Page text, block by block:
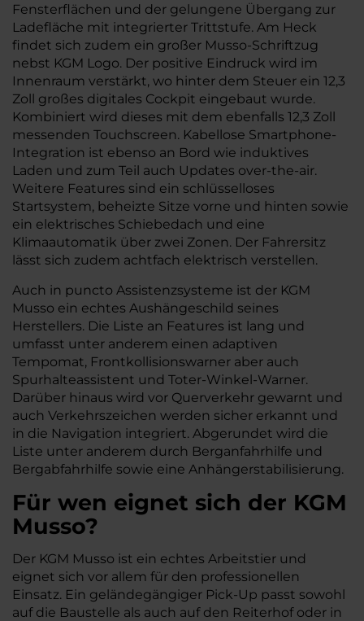
Fensterflächen und der gelungene Übergang zur
Ladefläche mit integrierter Trittstufe. Am Heck
findet sich zudem ein großer Musso-Schriftzug
nebst KGM Logo. Der positive Eindruck wird im
Innenraum verstärkt, wo hinter dem Steuer ein 12,3
Zoll großes digitales Cockpit eingebaut wurde.
Kombiniert wird dieses mit dem ebenfalls 12,3 Zoll
messenden Touchscreen. Kabellose Smartphone-
Integration ist ebenso an Bord wie induktives
Laden und zum Teil auch Updates over-the-air.
Weitere Features sind ein schlüsselloses
Startsystem, beheizte Sitze vorne und hinten sowie
ein elektrisches Schiebedach und eine
Klimaautomatik über zwei Zonen. Der Fahrersitz
lässt sich zudem achtfach elektrisch verstellen.
Auch in puncto Assistenzsysteme ist der KGM
Musso ein echtes Aushängeschild seines
Herstellers. Die Liste an Features ist lang und
umfasst unter anderem einen adaptiven
Tempomat, Frontkollisionswarner aber auch
Spurhalteassistent und Toter-Winkel-Warner.
Darüber hinaus wird vor Querverkehr gewarnt und
auch Verkehrszeichen werden sicher erkannt und
in die Navigation integriert. Abgerundet wird die
Liste unter anderem durch Berganfahrhilfe und
Bergabfahrhilfe sowie eine Anhängerstabilisierung.
Für wen eignet sich der KGM
Musso?
Der KGM Musso ist ein echtes Arbeitstier und
eignet sich vor allem für den professionellen
Einsatz. Ein geländegängiger Pick-Up passt sowohl
auf die Baustelle als auch auf den Reiterhof oder in